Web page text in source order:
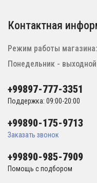
Контактная
Режим работы магазина:
Понедельник -
+99897-777-3351
Поддержка: 09:00-20:00
+99890-175-9713
Заказать звонок
+99890-985-7909
Помощь с подбором